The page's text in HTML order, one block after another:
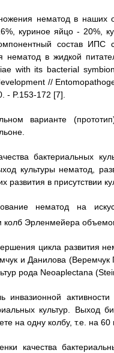
нематод в наших
куриное яйцо - 20%,
состав ИПС
нематод в жидкой
with its bacterial
//
- P.153-172 [7].
варианте
бактериальных
культуры нематод,
развития в присутствии
нематод на
колб Эрленмейера
цикла развития
и Данилова (Веремчук
рода Neoaplectana
инвазионной
культур.
на одну колбу, т.е. на 60
качества